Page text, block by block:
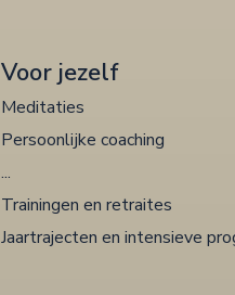
Voor jezelf
Meditaties
Persoonlijke coaching
...
Trainingen en retraites
Jaartrajecten en intensieve